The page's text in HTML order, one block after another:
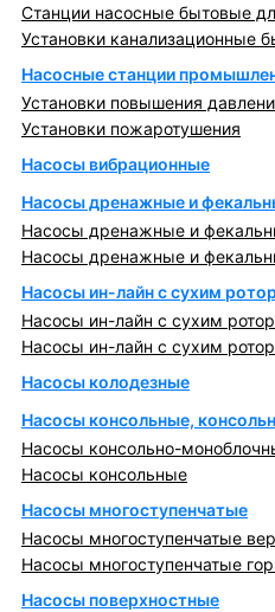
Станции насосные бытовые
Установки канализационные
Насосные станции
Установки повышения
Установки пожаротушения
Насосы вибрационные
Насосы дренажные и
Насосы дренажные и
Насосы дренажные и
Насосы ин-лайн с сухим
Насосы ин-лайн с сухим
Насосы ин-лайн с сухим
Насосы колодезные
Насосы консольные,
Насосы консольно-
Насосы консольные
Насосы многоступенчатые
Насосы многоступенчатые
Насосы многоступенчатые
Насосы поверхностные